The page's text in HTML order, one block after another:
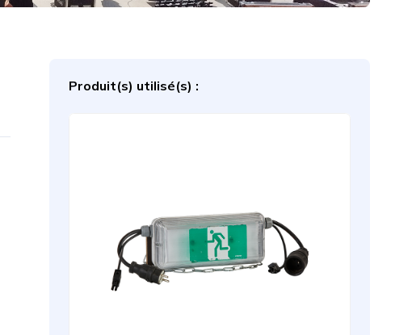
Produit(s) utilisé(s) :